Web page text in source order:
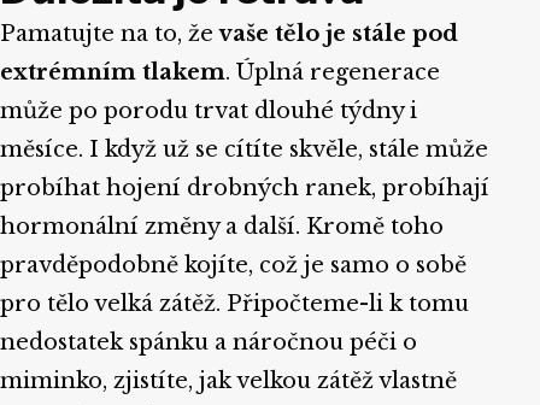
Pamatujte na to, ževaše tělo je stále pod
extrémním tlakem. Úplná regenerace
může po porodu trvat dlouhé týdny i
měsíce. I když už se cítíte skvěle, stále může
probíhat hojení drobných ranek, probíhají
hormonální změny a další. Kromě toho
pravděpodobně kojíte, což je samo o sobě
pro tělo velká zátěž. Připočteme-li k tomu
nedostatek spánku a náročnou péči o
miminko, zjistíte, jak velkou zátěž vlastně